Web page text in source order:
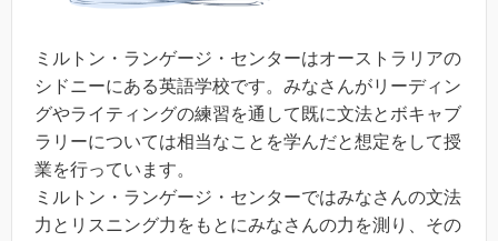
ミルトン・ランゲージ・センターはオーストラリアの
シドニーにある英語学校です。みなさんがリーディン
グやライティングの練習を通して既に文法とボキャブ
ラリーについては相当なことを学んだと想定をして授
業を行っています。
ミルトン・ランゲージ・センターではみなさんの文法
力とリスニング力をもとにみなさんの力を測り、その